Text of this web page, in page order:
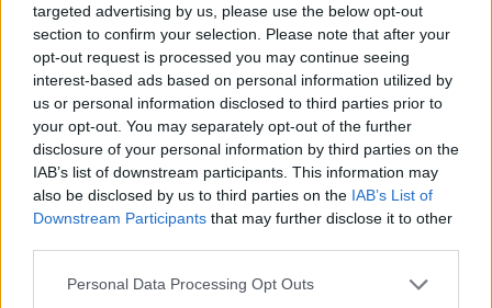
targeted advertising by us, please use the below opt-out
section to confirm your selection. Please note that after your
opt-out request is processed you may continue seeing
interest-based ads based on personal information utilized by
us or personal information disclosed to third parties prior to
your opt-out. You may separately opt-out of the further
disclosure of your personal information by third parties on the
IAB’s list of downstream participants. This information may
also be disclosed by us to third parties on the IAB’s List of
Downstream Participants that may further disclose it to other
Personal Data Processing Opt Outs
Sportas
Problemos tęsiasi:
iškritus Butkevičiui, į
rinktinę kviečiamas
„Juventus“ puolėjas
Sportas
Po rasizmo skandalo
prabilo pasaulio
čempionei kenkęs lietuvis,
jo veiksmus tirs policija